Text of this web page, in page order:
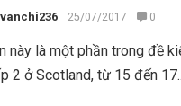
25/07/2017 0
này là một phần trong đề
2 ở Scotland, từ 15 đến